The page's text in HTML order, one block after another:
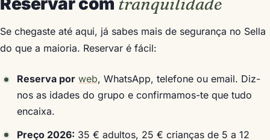
Se chegaste até aqui, já sabes mais de segurança no Sella
do que a maioria. Reservar é fácil:
Reserva por web, WhatsApp, telefone ou email. Diz-
nos as idades do grupo e confirmamos-te que tudo
encaixa.
Preço 2026: 35 € adultos, 25 € crianças de 5 a 12